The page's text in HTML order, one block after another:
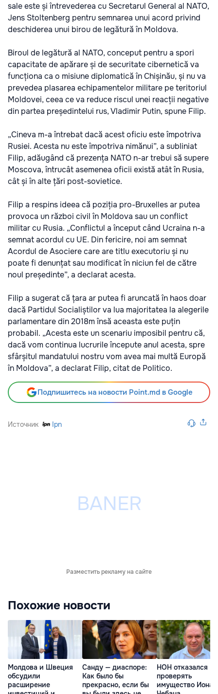
sale este și întrevederea cu Secretarul General al NATO,
Jens Stoltenberg pentru semnarea unui acord privind
deschiderea unui birou de legătură în Moldova.
Biroul de legătură al NATO, conceput pentru a spori
capacitate de apărare și de securitate cibernetică va
funcționa ca o misiune diplomatică în Chișinău, și nu va
prevedea plasarea echipamentelor militare pe teritoriul
Moldovei, ceea ce va reduce riscul unei reacții negative
din partea președintelui rus, Vladimir Putin, spune Filip.
„Cineva m-a întrebat dacă acest oficiu este împotriva
Rusiei. Acesta nu este împotriva nimănui”, a subliniat
Filip, adăugând că prezența NATO n-ar trebui să supere
Moscova, întrucât asemenea oficii există atât în Rusia,
cât și în alte țări post-sovietice.
Filip a respins ideea că poziția pro-Bruxelles ar putea
provoca un război civil în Moldova sau un conflict
militar cu Rusia. „Conflictul a început când Ucraina n-a
semnat acordul cu UE. Din fericire, noi am semnat
Acordul de Asociere care are titlu executoriu și nu
poate fi denunțat sau modificat în niciun fel de către
noul președinte”, a declarat acesta.
Filip a sugerat că țara ar putea fi aruncată în haos doar
dacă Partidul Socialiștilor va lua majoritatea la alegerile
parlamentare din 2018m însă aceasta este puțin
probabil. „Acesta este un scenariu imposibil pentru că,
dacă vom continua lucrurile începute anul acesta, spre
sfârșitul mandatului nostru vom avea mai multă Europă
în Moldova”, a declarat Filip, citat de Politico.
Подпишитесь на новости Point.md в Google
Источник Ipn
Разместить рекламу на сайте
Похожие новости
Молдова и Швеция
обсудили
расширение
Санду — диаспоре:
Как было бы
прекрасно, если бы
НОН отказался
проверять
имущество Иона